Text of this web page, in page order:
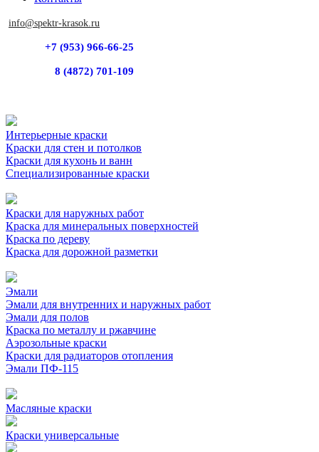
info@spektr-krasok.ru
+7 (953) 966-66-25
8 (4872) 701-109
Интерьерные краски
Краски для стен и потолков
Краски для кухонь и ванн
Специализированные краски
Краски для наружных работ
Краска для минеральных поверхностей
Краска по дереву
Краска для дорожной разметки
Эмали
Эмали для внутренних и наружных работ
Эмали для полов
Краска по металлу и ржавчине
Аэрозольные краски
Краски для радиаторов отопления
Эмали ПФ-115
Масляные краски
Краски универсальные